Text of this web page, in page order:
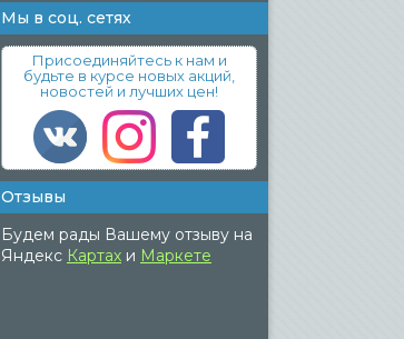
Мы в соц. сетях
Присоединяйтесь к нам и
будьте в курсе новых акций,
новостей и лучших цен!
Отзывы
Будем рады Вашему отзыву на
Яндекс Картах и Маркете